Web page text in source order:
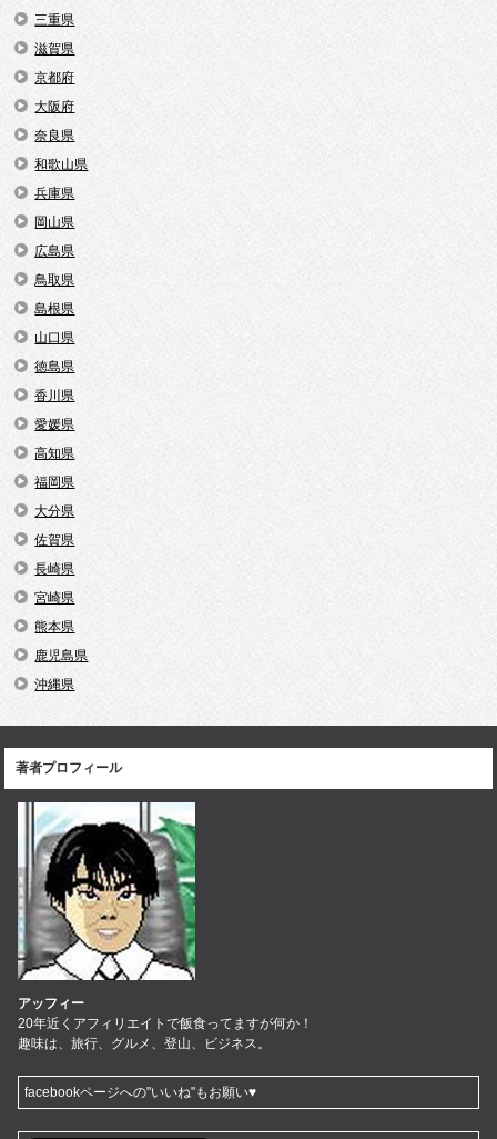
三重県
滋賀県
京都府
大阪府
奈良県
和歌山県
兵庫県
岡山県
広島県
鳥取県
島根県
山口県
徳島県
香川県
愛媛県
高知県
福岡県
大分県
佐賀県
長崎県
宮崎県
熊本県
鹿児島県
沖縄県
著者プロフィール
アッフィー
20年近くアフィリエイトで飯食ってますが何か！
趣味は、旅行、グルメ、登山、ビジネス。
facebookページへの"いいね"もお願い♥